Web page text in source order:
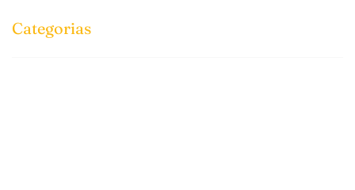
Categorias